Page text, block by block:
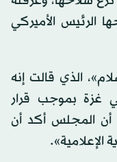
الرئيس الأميركي
الذي قالت إنه
غزة بموجب قرار
موضحة أن المجلس أكد أن
الإعلامية».